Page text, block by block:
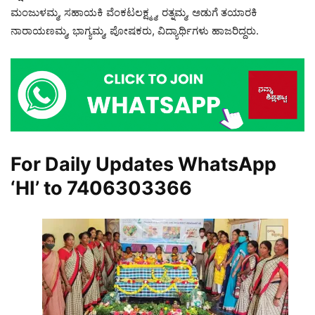
ಮಂಜುಳಮ್ಮ, ಸಹಾಯಕಿ ವೆಂಕಟಲಕ್ಷ್ಮ್ಮ, ರತ್ನಮ್ಮ, ಅಡುಗೆ ತಯಾರಕಿ
ನಾರಾಯಣಮ್ಮ, ಭಾಗ್ಯಮ್ಮ, ಪೋಷಕರು, ವಿದ್ಯಾರ್ಥಿಗಳು ಹಾಜರಿದ್ದರು.
For Daily Updates WhatsApp
‘HI’ to 7406303366